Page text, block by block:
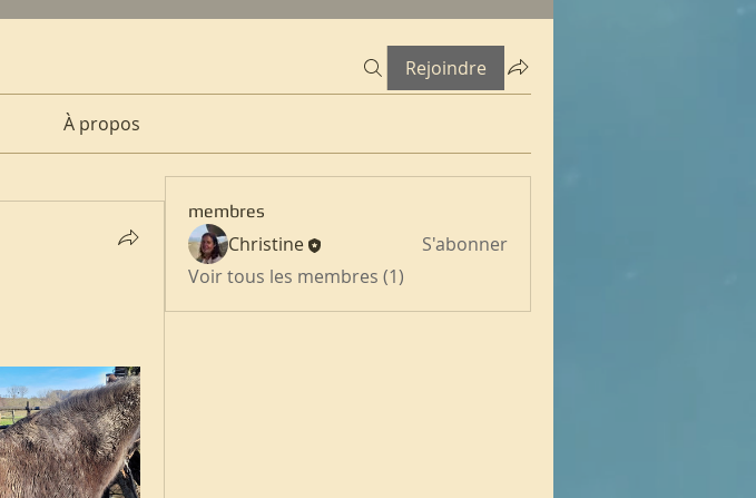
Rejoindre
À propos
membres
Christine
S'abonner
Voir tous les membres (1)